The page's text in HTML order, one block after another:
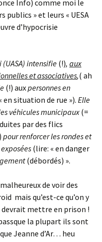
Info) comme moi le
publics » et leurs « UESA
d’hypocrisie
(UASA) intensifie (!), aux
et associatives,( ah
(!) auxpersonnes en
situation de rue »). Elle
véhicules municipaux(=
par des flics
pour renforcer les rondes et
(lire: « en danger
(débordés) ».
de voir des
mais qu’est-ce qu’on y
devrait mettre en prison !
la plupart ils sont
Jeanne d’Ar… heu